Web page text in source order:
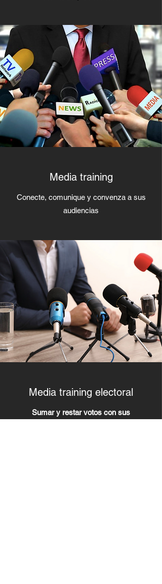
Media training
Conecte, comunique y convenza a sus
audiencias
Media training electoral
Sumar y restar votos con sus